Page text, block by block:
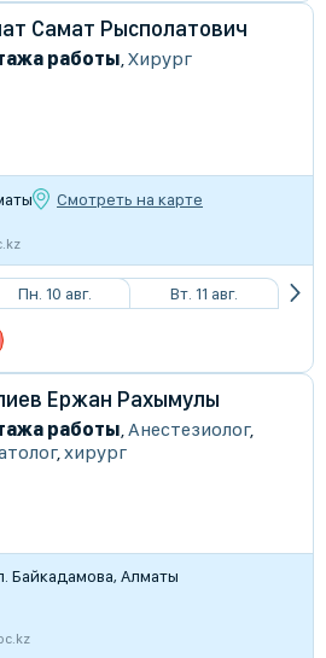
Самат Рысполатович
работы Хирург
Смотреть на карте
Пн. 10 авг. Вт. 11 авг.
Ержан Рахымулы
работы Анестезиолог,
, хирург
Байкадамова, Алматы